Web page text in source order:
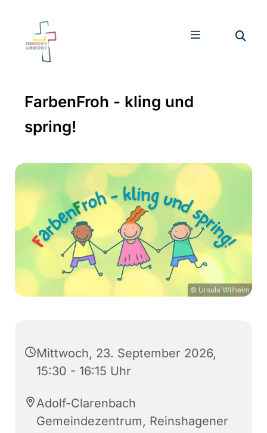
FarbenFroh - kling und
spring!
© Ursula Wilhelm
Mittwoch, 23. September 2026,
15:30 - 16:15 Uhr
Adolf-Clarenbach
Gemeindezentrum, Reinshagener